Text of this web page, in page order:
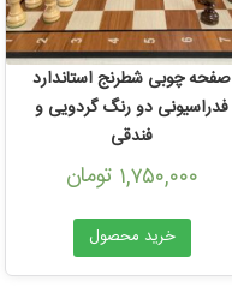
صفحه چوبی شطرنج استاندارد
فدراسیونی دو رنگ گردویی و
فندقی
۱,۷۵۰,۰۰۰ تومان
خرید محصول